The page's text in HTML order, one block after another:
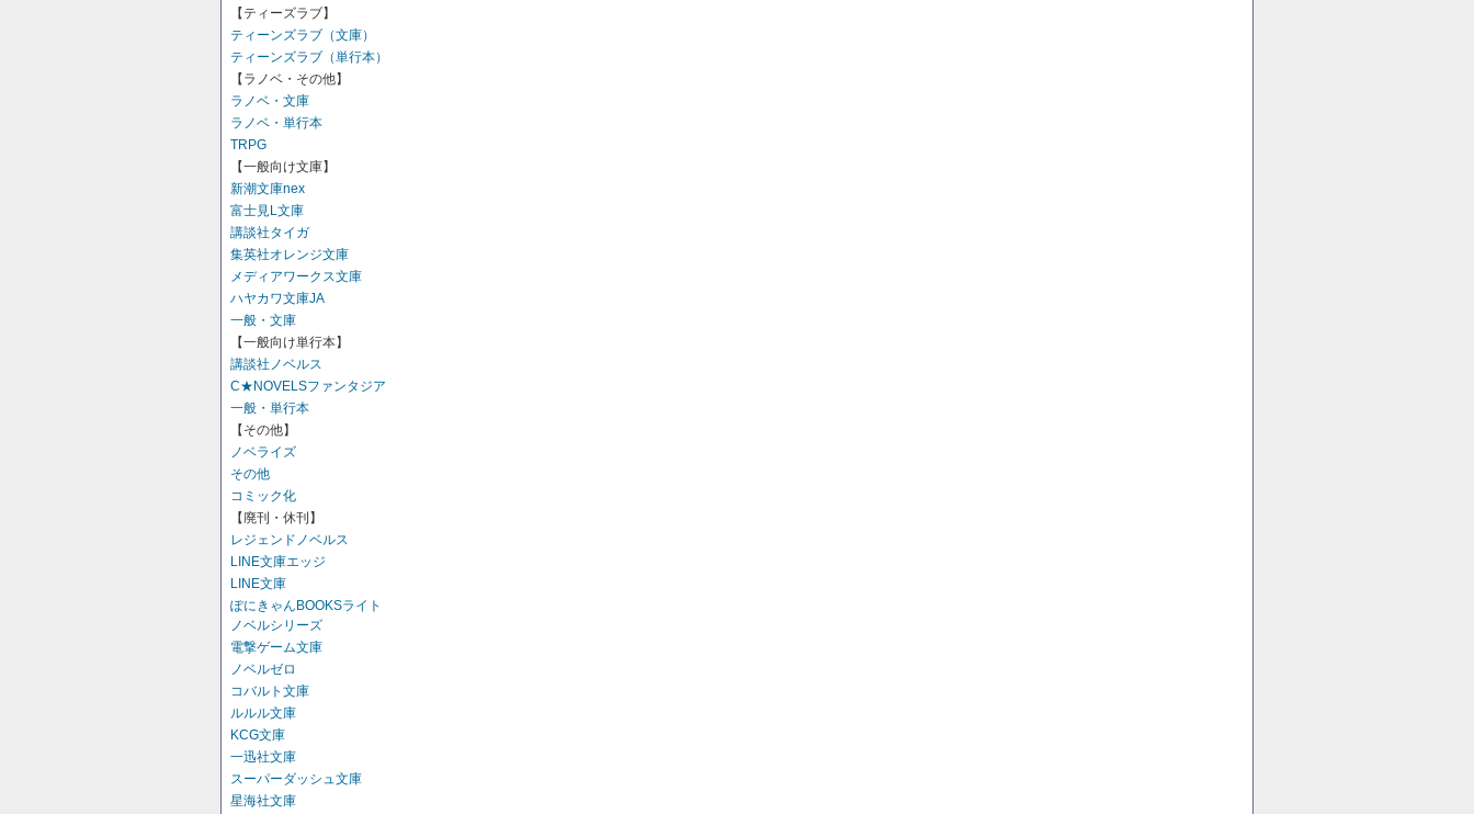
【ティーズラブ】
ティーンズラブ（文庫）
ティーンズラブ（単行本）
【ラノベ・その他】
ラノベ・文庫
ラノベ・単行本
TRPG
【一般向け文庫】
新潮文庫nex
富士見L文庫
講談社タイガ
集英社オレンジ文庫
メディアワークス文庫
ハヤカワ文庫JA
一般・文庫
【一般向け単行本】
講談社ノベルス
C★NOVELSファンタジア
一般・単行本
【その他】
ノベライズ
その他
コミック化
【廃刊・休刊】
レジェンドノベルス
LINE文庫エッジ
LINE文庫
ぽにきゃんBOOKSライト
ノベルシリーズ
電撃ゲーム文庫
ノベルゼロ
コバルト文庫
ルルル文庫
KCG文庫
一迅社文庫
スーパーダッシュ文庫
星海社文庫